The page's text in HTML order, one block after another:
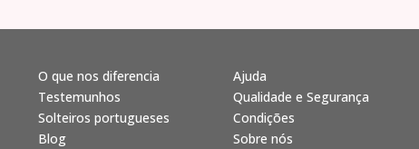
O que nos diferencia
Testemunhos
Solteiros portugueses
Blog
Ajuda
Qualidade e Segurança
Condições
Sobre nós